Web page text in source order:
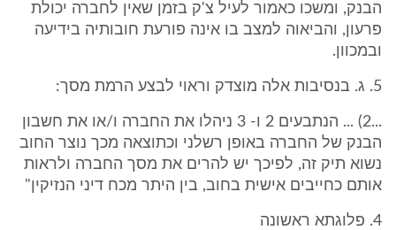
הבנק, ומשכו כאמור לעיל צ'ק בזמן שאין לחברה יכולת
פרעון, והביאוה למצב בו אינה פורעת חובותיה בידיעה
ובמכוון.
5. ג. בנסיבות אלה מוצדק וראוי לבצע הרמת מסך:
...2) ... הנתבעים 2 ו- 3 ניהלו את החברה ו/או את חשבון
הבנק של החברה באופן רשלני וכתוצאה מכך נוצר החוב
נשוא תיק זה, לפיכך יש להרים את מסך החברה ולראות
אותם כחייבים אישית בחוב, בין היתר מכח דיני הנזיקין"
4. פלוגתא ראשונה